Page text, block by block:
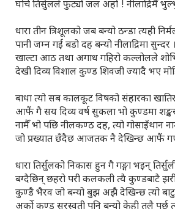
घोचे तिर्सुलले फुट्यो जल अहो ! नीलाद्रिमैँ
धारा तीन त्रिशूलको जब बन्यो ठन्डा त्यही
पानी जम्न गई बडो दह बन्यो नीलाद्रिमा सुन्दर
खाल्टा आठ तथा अगाध गहिरो कल्लोलले
देखी दिव्य विशाल कुण्ड शिवजी ज्यादै भए
बाधा त्यो सब कालकूट विषको संहारका
आफैं गै सय दिव्य वर्ष सुकला भो कुण्डमा
नामैँ भो पछि नीलकण्ठ दह, त्यो गोसाइँथान
जो प्रख्यात छँदैछ आजतक नै देखिन्छ आफैं गए
धारा तिर्सुलको निकास हुन गै गङ्गा भइन्
बग्दैछिन् छहरो परी कलकली त्यै कुण्डबाटै
कुण्डै भैरव जो बन्यो बुझ अझै देखिन्छ त्यो